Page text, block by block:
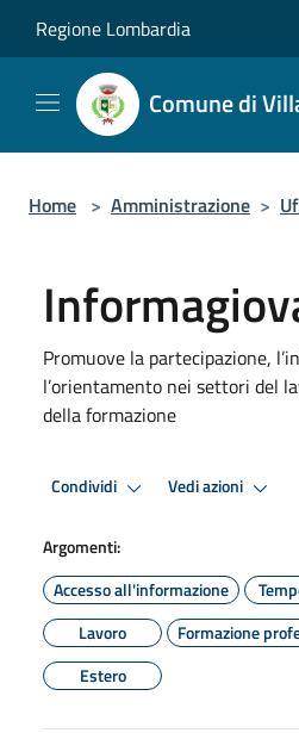
Regione Lombardia
Comune di
Home > Amministrazione >
Promuove la partecipazione,
l’orientamento nei settori del
della formazione
Condividi Vedi azioni
Argomenti:
Accesso all'informazione
Lavoro
Formazione
Estero